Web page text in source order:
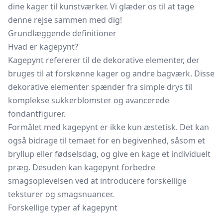
dine kager til kunstværker. Vi glæder os til at tage
denne rejse sammen med dig!
Grundlæggende definitioner
Hvad er kagepynt?
Kagepynt refererer til de dekorative elementer, der
bruges til at forskønne kager og andre bagværk. Disse
dekorative elementer spænder fra simple drys til
komplekse sukkerblomster og avancerede
fondantfigurer.
Formålet med kagepynt er ikke kun æstetisk. Det kan
også bidrage til temaet for en begivenhed, såsom et
bryllup eller fødselsdag, og give en kage et individuelt
præg. Desuden kan kagepynt forbedre
smagsoplevelsen ved at introducere forskellige
teksturer og smagsnuancer.
Forskellige typer af kagepynt